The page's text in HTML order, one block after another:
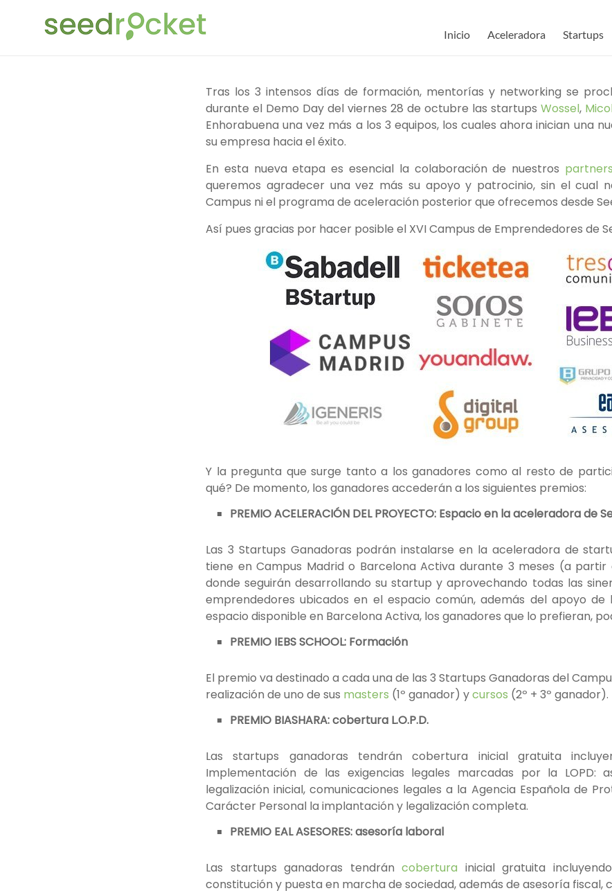
contenidoSeedRocket Inicio Aceleradora Startups
Tras los 3 intensos días de formación, mentorías y networking se
durante el Demo Day del viernes 28 de octubre las startups Wossel,
Enhorabuena una vez más a los 3 equipos, los cuales ahora inician una
su empresa hacia el éxito.
En esta nueva etapa es esencial la colaboración de nuestros partners
queremos agradecer una vez más su apoyo y patrocinio, sin el cual
Campus ni el programa de aceleración posterior que ofrecemos desde
Así pues gracias por hacer posible el XVI Campus de Emprendedores de
Y la pregunta que surge tanto a los ganadores como al resto de
qué? De momento, los ganadores accederán a los siguientes premios:
PREMIO ACELERACIÓN DEL PROYECTO: Espacio en la aceleradora de
Las 3 Startups Ganadoras podrán instalarse en la aceleradora de
tiene en Campus Madrid o Barcelona Activa durante 3 meses (a partir
donde seguirán desarrollando su startup y aprovechando todas las
emprendedores ubicados en el espacio común, además del apoyo de
espacio disponible en Barcelona Activa, los ganadores que lo prefieran,
PREMIO IEBS SCHOOL: Formación
El premio va destinado a cada una de las 3 Startups Ganadoras del
realización de uno de sus masters (1º ganador) ycursos (2º + 3º ganador).
PREMIO BIASHARA: cobertura L.O.P.D.
Las startups ganadoras tendrán cobertura inicial gratuita
Implementación de las exigencias legales marcadas por la LOPD:
legalización inicial, comunicaciones legales a la Agencia Española de
Carácter Personal la implantación y legalización completa.
PREMIO EAL ASESORES: asesoría laboral
Las startups ganadoras tendráncobertura inicial gratuita
constitución y puesta en marcha de sociedad, además de asesoría fiscal,